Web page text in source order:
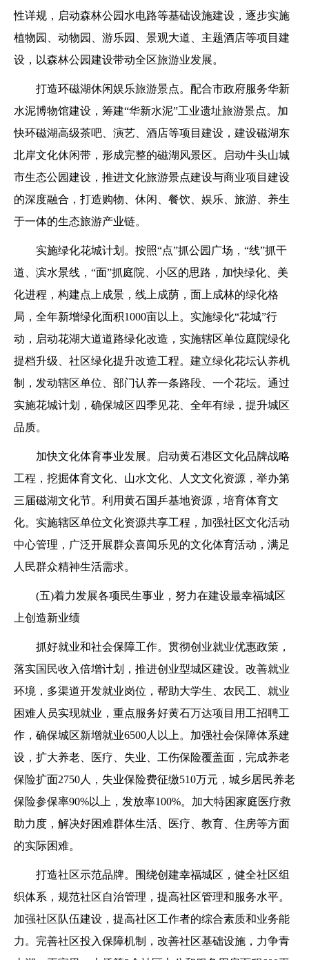
性详规，启动森林公园水电路等基础设施建设，逐步实施
植物园、动物园、游乐园、景观大道、主题酒店等项目建
设，以森林公园建设带动全区旅游业发展。
打造环磁湖休闲娱乐旅游景点。配合市政府服务华新
水泥博物馆建设，筹建“华新水泥”工业遗址旅游景点。加
快环磁湖高级茶吧、演艺、酒店等项目建设，建设磁湖东
北岸文化休闲带，形成完整的磁湖风景区。启动牛头山城
市生态公园建设，推进文化旅游景点建设与商业项目建设
的深度融合，打造购物、休闲、餐饮、娱乐、旅游、养生
于一体的生态旅游产业链。
实施绿化花城计划。按照“点”抓公园广场，“线”抓干
道、滨水景线，“面”抓庭院、小区的思路，加快绿化、美
化进程，构建点上成景，线上成荫，面上成林的绿化格
局，全年新增绿化面积1000亩以上。实施绿化“花城”行
动，启动花湖大道道路绿化改造，实施辖区单位庭院绿化
提档升级、社区绿化提升改造工程。建立绿化花坛认养机
制，发动辖区单位、部门认养一条路段、一个花坛。通过
实施花城计划，确保城区四季见花、全年有绿，提升城区
品质。
加快文化体育事业发展。启动黄石港区文化品牌战略
工程，挖掘体育文化、山水文化、人文文化资源，举办第
三届磁湖文化节。利用黄石国乒基地资源，培育体育文
化。实施辖区单位文化资源共享工程，加强社区文化活动
中心管理，广泛开展群众喜闻乐见的文化体育活动，满足
人民群众精神生活需求。
(五)着力发展各项民生事业，努力在建设最幸福城区
上创造新业绩
抓好就业和社会保障工作。贯彻创业就业优惠政策，
落实国民收入倍增计划，推进创业型城区建设。改善就业
环境，多渠道开发就业岗位，帮助大学生、农民工、就业
困难人员实现就业，重点服务好黄石万达项目用工招聘工
作，确保城区新增就业6500人以上。加强社会保障体系建
设，扩大养老、医疗、失业、工伤保险覆盖面，完成养老
保险扩面2750人，失业保险费征缴510万元，城乡居民养老
保险参保率90%以上，发放率100%。加大特困家庭医疗救
助力度，解决好困难群体生活、医疗、教育、住房等方面
的实际困难。
打造社区示范品牌。围绕创建幸福城区，健全社区组
织体系，规范社区自治管理，提高社区管理和服务水平。
加强社区队伍建设，提高社区工作者的综合素质和业务能
力。完善社区投入保障机制，改善社区基础设施，力争青